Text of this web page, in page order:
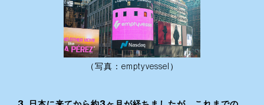
（写真：emptyvessel）